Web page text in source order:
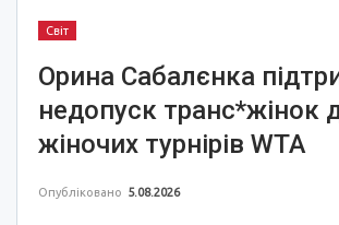
Світ
Орина Сабалєнка
недопуск транс*жінок
жіночих турнірів WTA
Опубліковано 5.08.2026